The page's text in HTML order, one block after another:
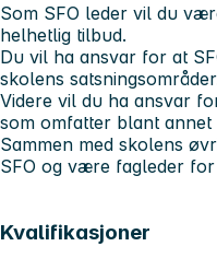
Som SFO leder vil du
helhetlig tilbud.
Du vil ha ansvar for at
skolens
Videre vil du ha ansvar
som omfatter blant
Sammen med skolens
SFO og være fagleder
Kvalifikasjoner